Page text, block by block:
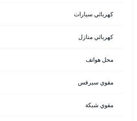
كهربائي سيارات
كهربائي منازل
محل هواتف
مقوي سيرفس
مقوي شبكة